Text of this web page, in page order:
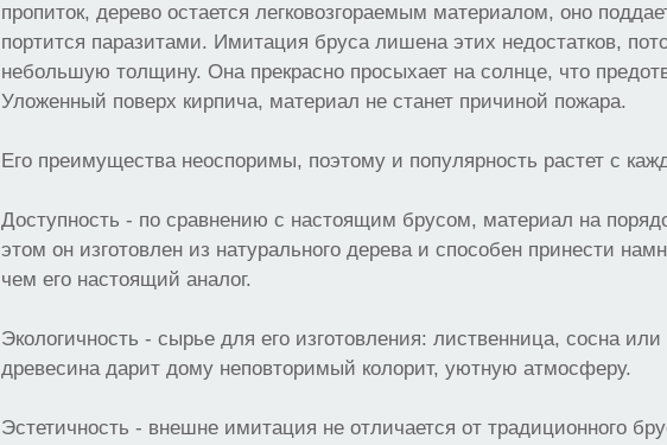
пропиток, дерево остается легковозгораемым материалом, оно
портится паразитами. Имитация бруса лишена этих недостатков,
небольшую толщину. Она прекрасно просыхает на солнце, что
Уложенный поверх кирпича, материал не станет причиной пожара.
Его преимущества неоспоримы, поэтому и популярность растет с
Доступность - по сравнению с настоящим брусом, материал на
этом он изготовлен из натурального дерева и способен принести
чем его настоящий аналог.
Экологичность - сырье для его изготовления: лиственница, сосна
древесина дарит дому неповторимый колорит, уютную атмосферу.
Эстетичность - внешне имитация не отличается от традиционного